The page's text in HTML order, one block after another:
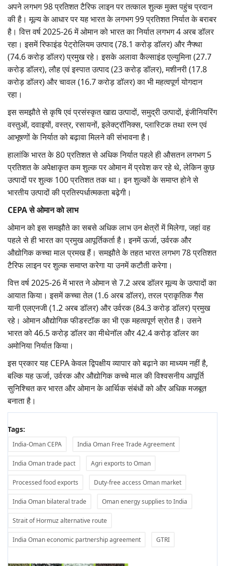
अपने लगभग 98 प्रतिशत टैरिफ लाइन पर तत्काल शुल्क मुक्त पहुंच प्रदान
की है। मूल्य के आधार पर यह भारत के लगभग 99 प्रतिशत निर्यात के बराबर
है। वित्त वर्ष 2025-26 में ओमान को भारत का निर्यात लगभग 4 अरब डॉलर
रहा। इसमें रिफाइंड पेट्रोलियम उत्पाद (78.1 करोड़ डॉलर) और नैफ्था
(74.6 करोड़ डॉलर) प्रमुख रहे। इसके अलावा कैल्साइंड एल्युमिना (27.7
करोड़ डॉलर), लौह एवं इस्पात उत्पाद (23 करोड़ डॉलर), मशीनरी (17.8
करोड़ डॉलर) और चावल (16.7 करोड़ डॉलर) का भी महत्वपूर्ण योगदान
रहा।
इस समझौते से कृषि एवं प्रसंस्कृत खाद्य उत्पादों, समुद्री उत्पादों, इंजीनियरिंग
वस्तुओं, दवाइयों, वस्त्र, रसायनों, इलेक्ट्रॉनिक्स, प्लास्टिक तथा रत्न एवं
आभूषणों के निर्यात को बढ़ावा मिलने की संभावना है।
हालांकि भारत के 80 प्रतिशत से अधिक निर्यात पहले ही औसतन लगभग 5
प्रतिशत के अपेक्षाकृत कम शुल्क पर ओमान में प्रवेश कर रहे थे, लेकिन कुछ
उत्पादों पर शुल्क 100 प्रतिशत तक था। इन शुल्कों के समाप्त होने से
भारतीय उत्पादों की प्रतिस्पर्धात्मकता बढ़ेगी।
CEPA से ओमान को लाभ
ओमान को इस समझौते का सबसे अधिक लाभ उन क्षेत्रों में मिलेगा, जहां वह
पहले से ही भारत का प्रमुख आपूर्तिकर्ता है। इनमें ऊर्जा, उर्वरक और
औद्योगिक कच्चा माल प्रमख हैं। समझौते के तहत भारत लगभग 78 प्रतिशत
टैरिफ लाइन पर शुल्क समाप्त करेगा या उनमें कटौती करेगा।
वित्त वर्ष 2025-26 में भारत ने ओमान से 7.2 अरब डॉलर मूल्य के उत्पादों का
आयात किया। इसमें कच्चा तेल (1.6 अरब डॉलर), तरल प्राकृतिक गैस
यानी एलएनजी (1.2 अरब डॉलर) और उर्वरक (84.3 करोड़ डॉलर) प्रमुख
रहे। ओमान औद्योगिक फीडस्टॉक का भी एक महत्वपूर्ण स्रोत है। उसने
भारत को 46.5 करोड़ डॉलर का मीथेनॉल और 42.4 करोड़ डॉलर का
अमोनिया निर्यात किया।
इस प्रकार यह CEPA केवल द्विपक्षीय व्यापार को बढ़ाने का माध्यम नहीं है,
बल्कि यह ऊर्जा, उर्वरक और औद्योगिक कच्चे माल की विश्वसनीय आपूर्ति
सुनिश्चित कर भारत और ओमान के आर्थिक संबंधों को और अधिक मजबूत
बनाता है।
Tags:
India-Oman CEPA India Oman Free Trade Agreement
India Oman trade pact Agri exports to Oman
Processed food exports Duty-free access Oman market
India Oman bilateral trade Oman energy supplies to India
Strait of Hormuz alternative route
India Oman economic partnership agreement GTRI